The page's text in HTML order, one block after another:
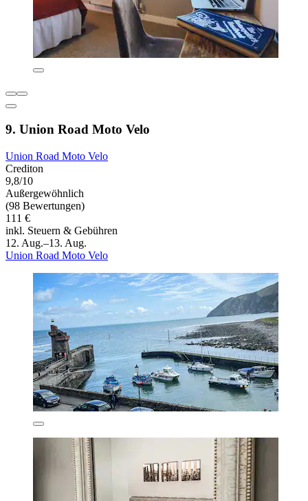
9. Union Road Moto Velo
Union Road Moto Velo
Crediton
9,8/10
Außergewöhnlich
(98 Bewertungen)
111 €
inkl. Steuern & Gebühren
12. Aug.–13. Aug.
Union Road Moto Velo